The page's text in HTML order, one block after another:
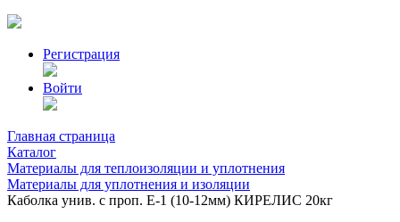
Регистрация
Войти
Главная страница
Каталог
Материалы для теплоизоляции и уплотнения
Материалы для уплотнения и изоляции
Каболка унив. с проп. Е-1 (10-12мм) КИРЕЛИС 20кг